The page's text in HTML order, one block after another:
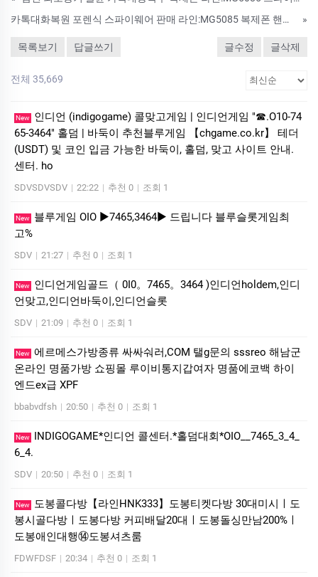
카톡대화복원 포렌식 스파이웨어 판매 라인:MG5085 복제폰 핸드폰해킹 핸드폰도청 핸드폰감시 위치추적 쌍둥이폰 인스타해킹
»
목록보기 답글쓰기 글수정 글삭제
전체 35,669
New
인디언 (indigogame) 콜맞고게임 | 인디언게임 "☎.O10-74
65-3464" 홀덤 | 바둑이 추천블루게임 【chgame.co.kr】 테더
(USDT) 및 코인 입금 가능한 바둑이, 홀덤, 맞고 사이트 안내.
센터. ho
SDVSDVSDV | 22:22 | 추천 0 | 조회 1
New
블루게임 OIO ▶7465,3464▶ 드립니다 블루슬롯게임최
고%
SDV | 21:27 | 추천 0 | 조회 1
New
인디언게임골드（ 0I0。7465。3464 )인디언holdem,인디
언맞고,인디언바둑이,인디언슬롯
SDV | 21:09 | 추천 0 | 조회 1
New 에르메스가방종류 싸싸숴러,COM 탤g문의 sssreo 해남군
온라인 명품가방 쇼핑몰 루이비통지갑여자 명품에코백 하이
엔드ex급 XPF
bbabvdfsh | 20:50 | 추천 0 | 조회 1
New
INDIGOGAME*인디언 콜센터.*홀덤대회*OIO__7465_3_4_
6_4.
SDV | 20:50 | 추천 0 | 조회 1
New
도봉콜다방【라인HNK333】도봉티켓다방 30대미시ㅣ도
봉시골다방ㅣ도봉다방 커피배달20대ㅣ도봉돌싱만남200%ㅣ
도봉애인대행⑭도봉셔츠룸
FDWFDSF | 20:34 | 추천 0 | 조회 1